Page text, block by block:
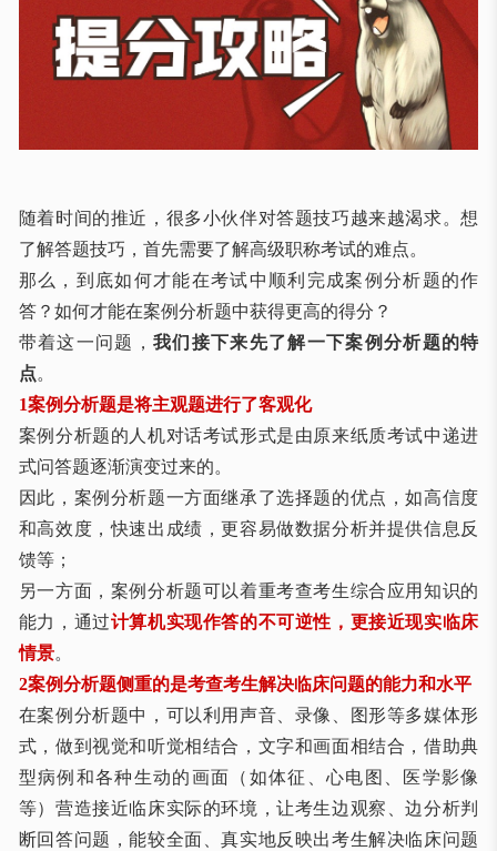
随着时间的推近，很多小伙伴对答题技巧越来越渴求。想
了解答题技巧，首先需要了解高级职称考试的难点。
那么，到底如何才能在考试中顺利完成案例分析题的作
答？如何才能在案例分析题中获得更高的得分？
带着这一问题，我们接下来先了解一下案例分析题的特
点。
1案例分析题是将主观题进行了客观化
案例分析题的人机对话考试形式是由原来纸质考试中递进
式问答题逐渐演变过来的。
因此，案例分析题一方面继承了选择题的优点，如高信度
和高效度，快速出成绩，更容易做数据分析并提供信息反
馈等；
另一方面，案例分析题可以着重考查考生综合应用知识的
能力，通过计算机实现作答的不可逆性，更接近现实临床
情景。
2案例分析题侧重的是考查考生解决临床问题的能力和水平
在案例分析题中，可以利用声音、录像、图形等多媒体形
式，做到视觉和听觉相结合，文字和画面相结合，借助典
型病例和各种生动的画面（如体征、心电图、医学影像
等）营造接近临床实际的环境，让考生边观察、边分析判
断回答问题，能较全面、真实地反映出考生解决临床问题